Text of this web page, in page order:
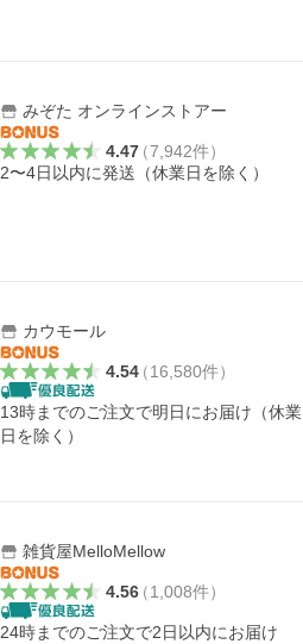
みぞた オンラインストアー
4.47（7,942件）
2〜4日以内に発送（休業日を除く）
カウモール
4.54（16,580件）
13時までのご注文で明日にお届け（休業
日を除く）
雑貨屋MelloMellow
4.56（1,008件）
24時までのご注文で2日以内にお届け